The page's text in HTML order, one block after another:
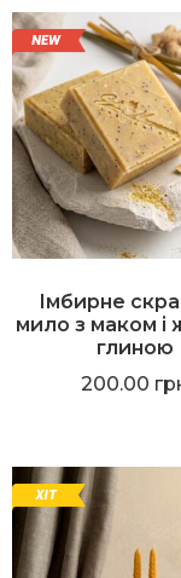
Імбирне
мило з маком і
глиною
200.00